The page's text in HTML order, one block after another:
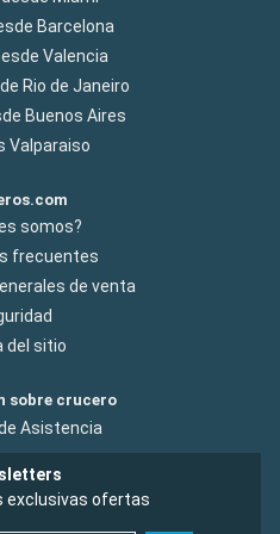
Barcelona
Valencia
Rio de Janeiro
Buenos Aires
Valparaiso
somos?
frecuentes
de venta
del sitio
sobre crucero
Asistencia
exclusivas ofertas